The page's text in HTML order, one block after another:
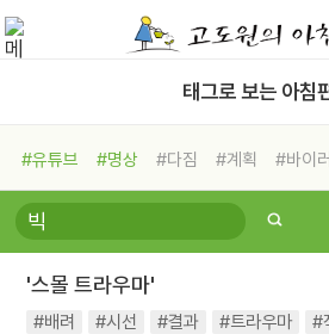
태그로 보는 아침
#유튜브 #명상 #다짐 #계획 #바이
#비전캠프
#독서캠프 #삶
#희망
#나눔 #친구 #링컨학교
#독서
#건강 #면역력
'스몰 트라우마'
#배려 #시선 #결과 #트라우마 #